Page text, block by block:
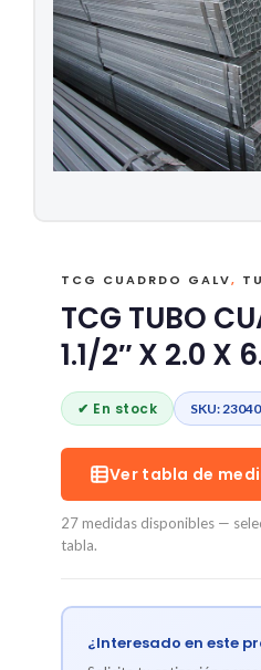
TCG CUADRDO GALV,
TCG TUBO
1.1/2″ X 2.0 X
✔ En stock SKU:
Ver tabla de
27 medidas disponibles —
tabla.
¿Interesado en este